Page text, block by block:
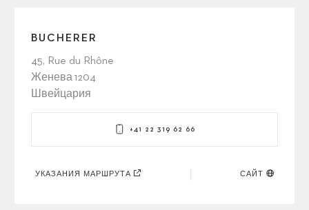
BUCHERER
45, Rue du Rhône
Женева 1204
Швейцария
+41 22 319 62 66
УКАЗАНИЯ МАРШРУТА САЙТ